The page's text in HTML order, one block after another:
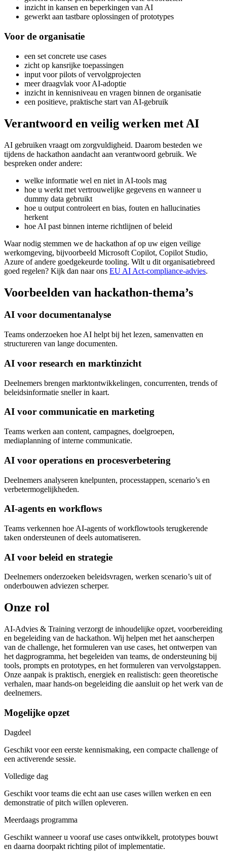
inzicht in kansen en beperkingen van AI
gewerkt aan tastbare oplossingen of prototypes
Voor de organisatie
een set concrete use cases
zicht op kansrijke toepassingen
input voor pilots of vervolgprojecten
meer draagvlak voor AI-adoptie
inzicht in kennisniveau en vragen binnen de organisatie
een positieve, praktische start van AI-gebruik
Verantwoord en veilig werken met AI
AI gebruiken vraagt om zorgvuldigheid. Daarom besteden we
tijdens de hackathon aandacht aan verantwoord gebruik. We
bespreken onder andere:
welke informatie wel en niet in AI-tools mag
hoe u werkt met vertrouwelijke gegevens en wanneer u
dummy data gebruikt
hoe u output controleert en bias, fouten en hallucinaties
herkent
hoe AI past binnen interne richtlijnen of beleid
Waar nodig stemmen we de hackathon af op uw eigen veilige
werkomgeving, bijvoorbeeld Microsoft Copilot, Copilot Studio,
Azure of andere goedgekeurde tooling. Wilt u dit organisatiebreed
goed regelen? Kijk dan naar ons EU AI Act-compliance-advies.
Voorbeelden van hackathon-thema’s
AI voor documentanalyse
Teams onderzoeken hoe AI helpt bij het lezen, samenvatten en
structureren van lange documenten.
AI voor research en marktinzicht
Deelnemers brengen marktontwikkelingen, concurrenten, trends of
beleidsinformatie sneller in kaart.
AI voor communicatie en marketing
Teams werken aan content, campagnes, doelgroepen,
mediaplanning of interne communicatie.
AI voor operations en procesverbetering
Deelnemers analyseren knelpunten, processtappen, scenario’s en
verbetermogelijkheden.
AI-agents en workflows
Teams verkennen hoe AI-agents of workflowtools terugkerende
taken ondersteunen of deels automatiseren.
AI voor beleid en strategie
Deelnemers onderzoeken beleidsvragen, werken scenario’s uit of
onderbouwen adviezen scherper.
Onze rol
AI-Advies & Training verzorgt de inhoudelijke opzet, voorbereiding
en begeleiding van de hackathon. Wij helpen met het aanscherpen
van de challenge, het formuleren van use cases, het ontwerpen van
het dagprogramma, het begeleiden van teams, de ondersteuning bij
tools, prompts en prototypes, en het formuleren van vervolgstappen.
Onze aanpak is praktisch, energiek en realistisch: geen theoretische
verhalen, maar hands-on begeleiding die aansluit op het werk van de
deelnemers.
Mogelijke opzet
Dagdeel
Geschikt voor een eerste kennismaking, een compacte challenge of
een activerende sessie.
Volledige dag
Geschikt voor teams die echt aan use cases willen werken en een
demonstratie of pitch willen opleveren.
Meerdaags programma
Geschikt wanneer u vooraf use cases ontwikkelt, prototypes bouwt
en daarna doorpakt richting pilot of implementatie.